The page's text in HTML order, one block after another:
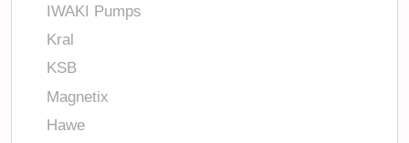
IWAKI Pumps
Kral
KSB
Magnetix
Hawe